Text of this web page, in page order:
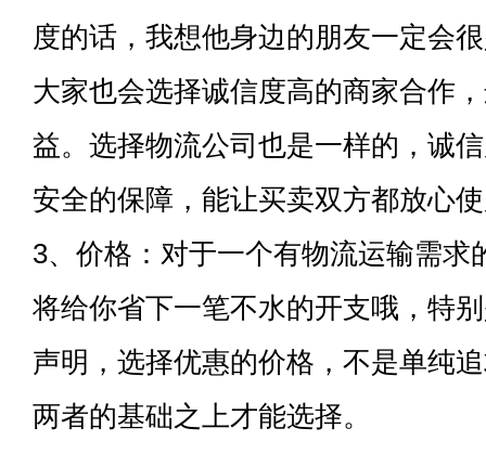
度的话，我想他身边的朋友一定会
大家也会选择诚信度高的商家合作
益。选择物流公司也是一样的，诚
安全的保障，能让买卖双方都放心
3、价格：对于一个有物流运输需求
将给你省下一笔不水的开支哦，特
声明，选择优惠的价格，不是单纯
两者的基础之上才能选择。